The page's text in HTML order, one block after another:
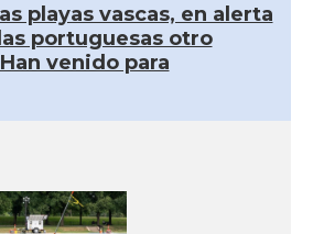
playas vascas, en alerta
portuguesas otro
venido para